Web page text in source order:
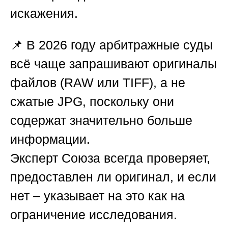
искажения.
📌 В 2026 году арбитражные суды
всё чаще запрашивают оригиналы
файлов (RAW или TIFF), а не
сжатые JPG, поскольку они
содержат значительно больше
информации.
Эксперт Союза всегда проверяет,
предоставлен ли оригинал, и если
нет – указывает на это как на
ограничение исследования.